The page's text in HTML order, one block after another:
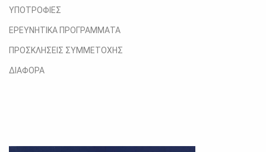
ΥΠΟΤΡΟΦΙΕΣ
ΕΡΕΥΝΗΤΙΚΑ ΠΡΟΓΡΑΜΜΑΤΑ
ΠΡΟΣΚΛΗΣΕΙΣ ΣΥΜΜΕΤΟΧΗΣ
ΔΙΑΦΟΡΑ